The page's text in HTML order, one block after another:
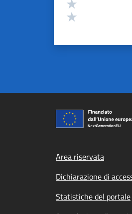
Footer
Area riservata
Dichiarazione di
Statistiche del portale